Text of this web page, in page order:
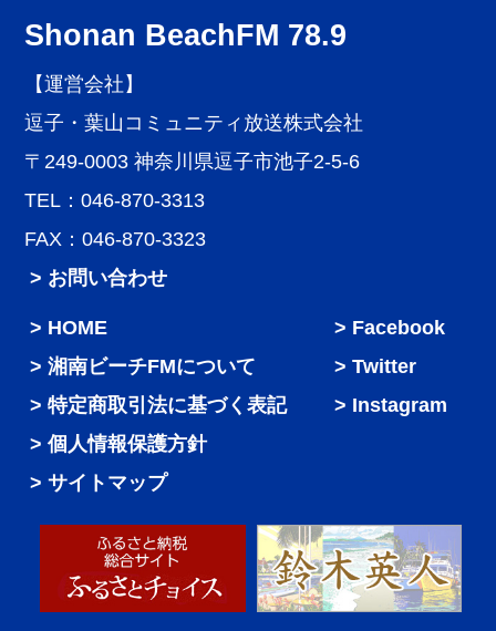
Shonan BeachFM 78.9
【運営会社】
逗子・葉山コミュニティ放送株式会社
〒249-0003 神奈川県逗子市池子2-5-6
TEL：046-870-3313
FAX：046-870-3323
> お問い合わせ
HOME
湘南ビーチFMについて
特定商取引法に基づく表記
個人情報保護方針
サイトマップ
Facebook
Twitter
Instagram